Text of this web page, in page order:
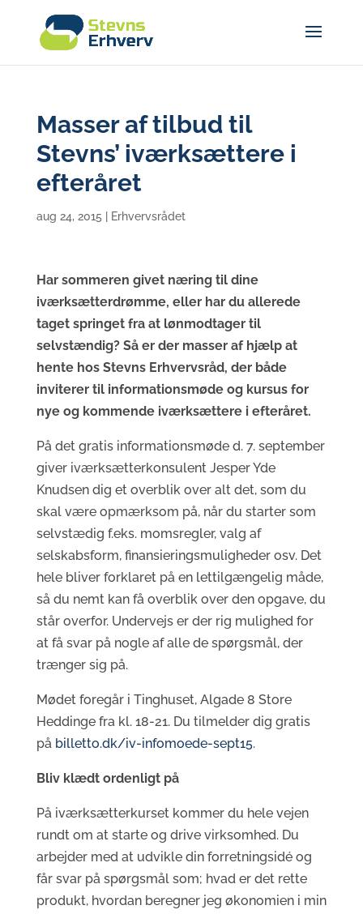
Masser af tilbud til
Stevns’ iværksættere i
efteråret
aug 24, 2015 Erhvervsrådet
Har sommeren givet næring til dine
iværksætterdrømme, eller har du allerede
taget springet fra at lønmodtager til
selvstændig? Så er der masser af hjælp at
hente hos Stevns Erhvervsråd, der både
inviterer til informationsmøde og kursus for
nye og kommende iværksættere i efteråret.
På det gratis informationsmøde d. 7. september
giver iværksætterkonsulent Jesper Yde
Knudsen dig et overblik over alt det, som du
skal være opmærksom på, når du starter som
selvstædig f.eks. momsregler, valg af
selskabsform, finansieringsmuligheder osv. Det
hele bliver forklaret på en lettilgængelig måde,
så du nemt kan få overblik over den opgave, du
står overfor. Undervejs er der rig mulighed for
at få svar på nogle af alle de spørgsmål, der
trænger sig på.
Mødet foregår i Tinghuset, Algade 8 Store
Heddinge fra kl. 18-21. Du tilmelder dig gratis
på billetto.dk/iv-infomoede-sept15.
Bliv klædt ordenligt på
På iværksætterkurset kommer du hele vejen
rundt om at starte og drive virksomhed. Du
arbejder med at udvikle din forretningsidé og
får svar på spørgsmål som; hvad er det rette
produkt, hvordan beregner jeg økonomien i min